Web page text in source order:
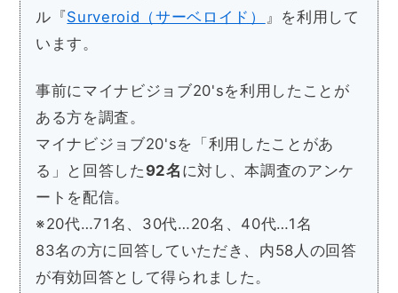
ル『Surveroid（サーベロイド）
』を利用して
います。
事前にマイナビジョブ20'sを利用したことが
ある方を調査。
マイナビジョブ20'sを「利用したことがあ
る」と回答した 92名 に対し、本調査のアンケ
ートを配信。
※20代…71名、30代…20名、40代…1名
83名の方に回答していただき、内58人の回答
が有効回答として得られました。